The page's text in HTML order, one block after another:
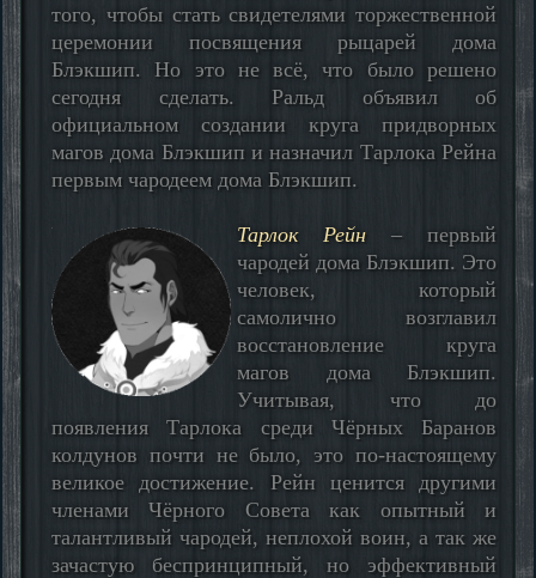
того, чтобы стать свидетелями торжественной
церемонии посвящения рыцарей дома
Блэкшип. Но это не всё, что было решено
сегодня сделать. Ральд объявил об
официальном создании круга придворных
магов дома Блэкшип и назначил Тарлока Рейна
первым чародеем дома Блэкшип.
Тарлок Рейн – первый
чародей дома Блэкшип. Это
человек, который
самолично возглавил
восстановление круга
магов дома Блэкшип.
Учитывая, что до
появления Тарлока среди Чёрных Баранов
колдунов почти не было, это по-настоящему
великое достижение. Рейн ценится другими
членами Чёрного Совета как опытный и
талантливый чародей, неплохой воин, а так же
зачастую беспринципный, но эффективный